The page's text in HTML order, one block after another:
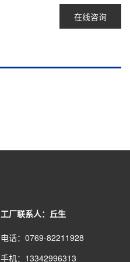
在线咨询
工厂联系人：丘生
电话：0769-82211928
手机：13342996313